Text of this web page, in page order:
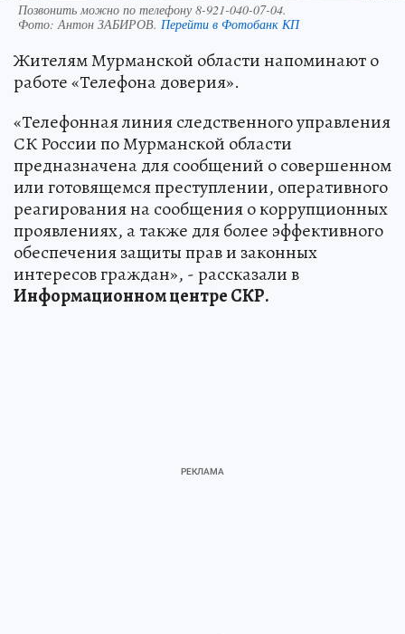
Позвонить можно по телефону 8-921-040-07-04.
Фото:Антон ЗАБИРОВ. Перейти в Фотобанк КП
Жителям Мурманской области напоминают о
работе «Телефона доверия».
«Телефонная линия следственного управления
СК России по Мурманской области
предназначена для сообщений о совершенном
или готовящемся преступлении, оперативного
реагирования на сообщения о коррупционных
проявлениях, а также для более эффективного
обеспечения защиты прав и законных
интересов граждан», - рассказали в
Информационном центре СКР.